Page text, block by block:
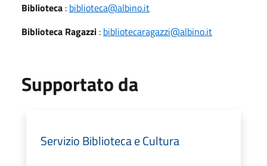
Biblioteca : biblioteca@albino.it
Biblioteca Ragazzi : bibliotecaragazzi@albino.it
Supportato da
Servizio Biblioteca e Cultura